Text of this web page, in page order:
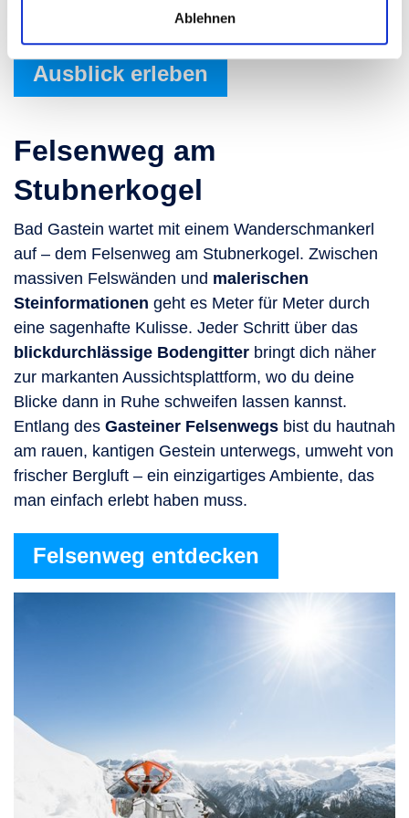
Ablehnen
Ausblick erleben
Felsenweg am
Stubnerkogel
Bad Gastein wartet mit einem Wanderschmankerl
auf – dem Felsenweg am Stubnerkogel. Zwischen
massiven Felswänden und malerischen
Steinformationen geht es Meter für Meter durch
eine sagenhafte Kulisse. Jeder Schritt über das
blickdurchlässige Bodengitter bringt dich näher
zur markanten Aussichtsplattform, wo du deine
Blicke dann in Ruhe schweifen lassen kannst.
Entlang des Gasteiner Felsenwegs bist du hautnah
am rauen, kantigen Gestein unterwegs, umweht von
frischer Bergluft – ein einzigartiges Ambiente, das
man einfach erlebt haben muss.
Felsenweg entdecken